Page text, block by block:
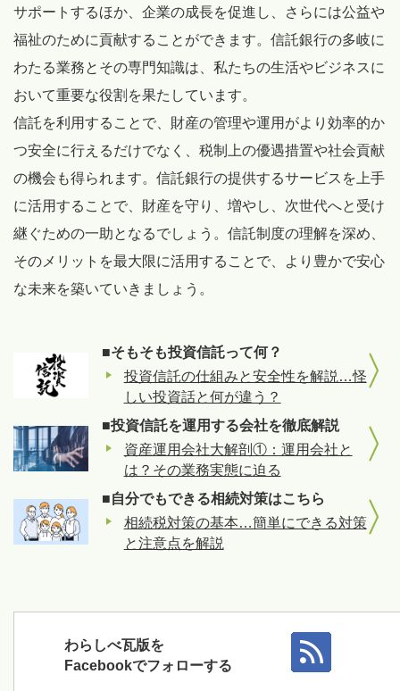
サポートするほか、企業の成長を促進し、さらには公益や
福祉のために貢献することができます。信託銀行の多岐に
わたる業務とその専門知識は、私たちの生活やビジネスに
おいて重要な役割を果たしています。
信託を利用することで、財産の管理や運用がより効率的か
つ安全に行えるだけでなく、税制上の優遇措置や社会貢献
の機会も得られます。信託銀行の提供するサービスを上手
に活用することで、財産を守り、増やし、次世代へと受け
継ぐための一助となるでしょう。信託制度の理解を深め、
そのメリットを最大限に活用することで、より豊かで安心
な未来を築いていきましょう。
■そもそも投資信託って何？
投資信託の仕組みと安全性を解説…怪
しい投資話と何が違う？
■投資信託を運用する会社を徹底解説
資産運用会社大解剖①：運用会社と
は？その業務実態に迫る
■自分でもできる相続対策はこちら
相続税対策の基本…簡単にできる対策
と注意点を解説
わらしべ瓦版を
Facebookでフォローする